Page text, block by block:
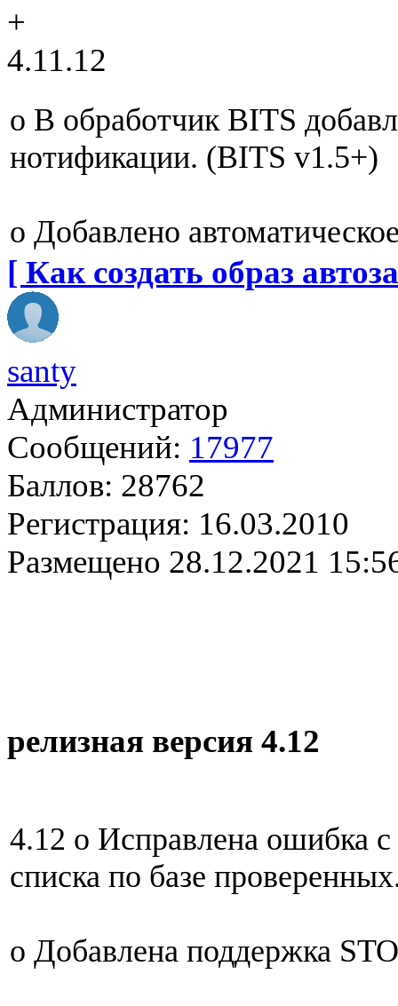
+
4.11.12
o В обработчик BITS
нотификации. (BITS v1.5+)
o Добавлено
[ Как создать образ
santy
Администратор
Сообщений: 17977
Баллов: 28762
Регистрация: 16.03.2010
Размещено 28.12.2021
релизная версия 4.12
4.12 o Исправлена ошибка
списка по базе
o Добавлена поддержка